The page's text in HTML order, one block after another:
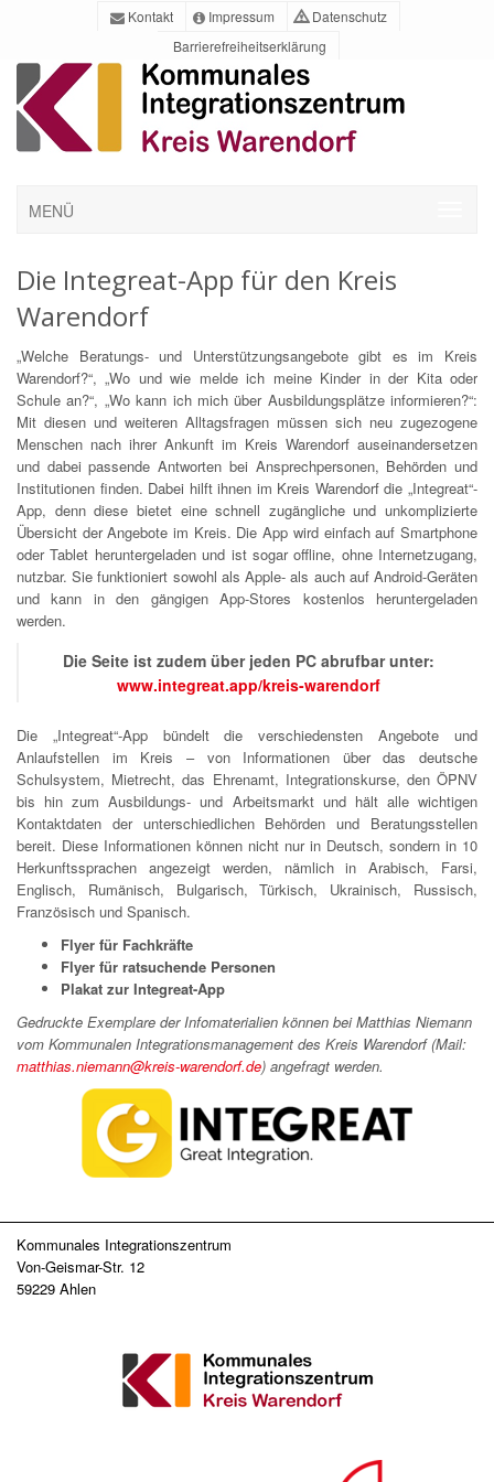
Kontakt Impressum
Datenschutz
Barrierefreiheitserklärung
MENÜ
Die Integreat-App für den Kreis
Warendorf
„Welche Beratungs- und Unterstützungsangebote gibt es im Kreis
Warendorf?“, „Wo und wie melde ich meine Kinder in der Kita oder
Schule an?“, „Wo kann ich mich über Ausbildungsplätze informieren?“:
Mit diesen und weiteren Alltagsfragen müssen sich neu zugezogene
Menschen nach ihrer Ankunft im Kreis Warendorf auseinandersetzen
und dabei passende Antworten bei Ansprechpersonen, Behörden und
Institutionen finden. Dabei hilft ihnen im Kreis Warendorf die „Integreat“-
App, denn diese bietet eine schnell zugängliche und unkomplizierte
Übersicht der Angebote im Kreis. Die App wird einfach auf Smartphone
oder Tablet heruntergeladen und ist sogar offline, ohne Internetzugang,
nutzbar. Sie funktioniert sowohl als Apple- als auch auf Android-Geräten
und kann in den gängigen App-Stores kostenlos heruntergeladen
werden.
Die Seite ist zudem über jeden PC abrufbar unter:
www.integreat.app/kreis-warendorf
Die „Integreat“-App bündelt die verschiedensten Angebote und
Anlaufstellen im Kreis – von Informationen über das deutsche
Schulsystem, Mietrecht, das Ehrenamt, Integrationskurse, den ÖPNV
bis hin zum Ausbildungs- und Arbeitsmarkt und hält alle wichtigen
Kontaktdaten der unterschiedlichen Behörden und Beratungsstellen
bereit. Diese Informationen können nicht nur in Deutsch, sondern in 10
Herkunftssprachen angezeigt werden, nämlich in Arabisch, Farsi,
Englisch, Rumänisch, Bulgarisch, Türkisch, Ukrainisch, Russisch,
Französisch und Spanisch.
Flyer für Fachkräfte
Flyer für ratsuchende Personen
Plakat zur Integreat-App
Gedruckte Exemplare der Infomaterialien können bei Matthias Niemann
vom Kommunalen Integrationsmanagement des Kreis Warendorf (Mail:
matthias.niemann@kreis-warendorf.de) angefragt werden.
Kommunales Integrationszentrum
Von-Geismar-Str. 12
59229 Ahlen